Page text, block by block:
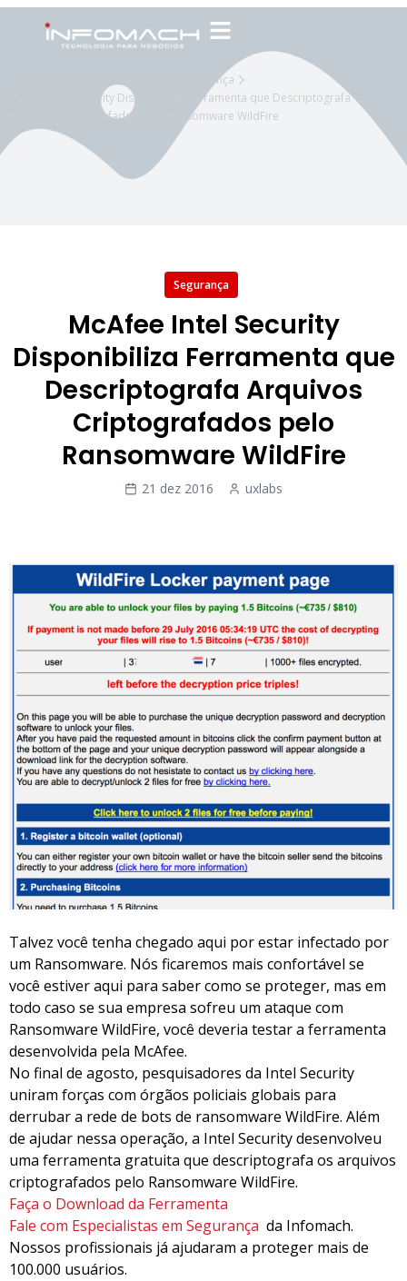
Segurança
McAfee Intel Security Disponibiliza Ferramenta que Descriptografa
Arquivos Criptografados pelo Ransomware WildFire
Segurança
McAfee Intel Security
Disponibiliza Ferramenta que
Descriptografa Arquivos
Criptografados pelo
Ransomware WildFire
21 dez 2016 uxlabs
Talvez você tenha chegado aqui por estar infectado por
um Ransomware. Nós ficaremos mais confortável se
você estiver aqui para saber como se proteger, mas em
todo caso se sua empresa sofreu um ataque com
Ransomware WildFire, você deveria testar a ferramenta
desenvolvida pela McAfee.
No final de agosto, pesquisadores da Intel Security
uniram forças com órgãos policiais globais para
derrubar a rede de bots de ransomware WildFire. Além
de ajudar nessa operação, a Intel Security desenvolveu
uma ferramenta gratuita que descriptografa os arquivos
criptografados pelo Ransomware WildFire.
Faça o Download da Ferramenta
Fale com Especialistas em Segurança da Infomach.
Nossos profissionais já ajudaram a proteger mais de
100.000 usuários.